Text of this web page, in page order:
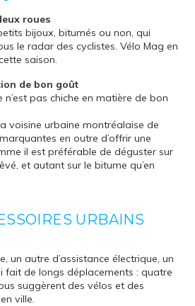
roues
bijoux, bitumés ou non, qui
le radar des cyclistes. Vélo Mag en
saison.
de bon goût
pas chiche en matière de bon
voisine urbaine montréalaise de
en outre d’offrir une
il est préférable de déguster sur
et autant sur le bitume qu’en
URBAINS
un autre d’assistance électrique, un
fait de longs déplacements : quatre
suggèrent des vélos et des
ville.